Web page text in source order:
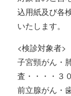
込用紙及び各
いたします。
<検診対象者>
子宮頸がん・
査・・・・３
前立腺がん・